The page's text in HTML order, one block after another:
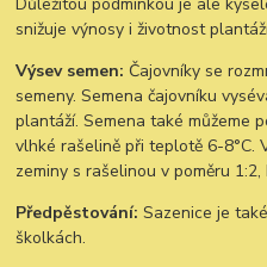
snižuje výnosy i životnost
Výsev semen: Čajovníky se
semeny. Semena čajovníku
plantáží. Semena také můžeme
vlhké rašelině při teplotě 6-8°C.
zeminy s rašelinou v poměru
Předpěstování: Sazenice je
školkách.